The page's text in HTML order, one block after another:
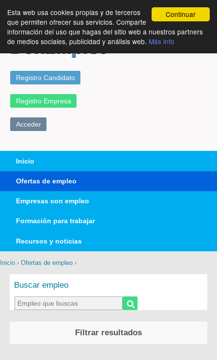
Continuar
Esta web usa cookies propias y de terceros
que permiten ofrecer sus servicios. Comparte
información del uso que hagas del sitio web a nuestros partners
de medios sociales, publicidad y análisis web. Más info
Registro Candidato
Registro Empresa
Acceder
Inicio
Ofertas de empleo
Empresas con empleo
Formación para trabajar
Recursos y noticias
Inicio › Ofertas de empleo ›
Buscar empleo
Filtrar resultados